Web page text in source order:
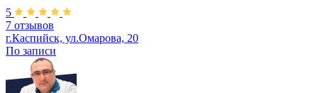
5
7 отзывов
г.Каспийск, ул.Омарова, 20
По записи